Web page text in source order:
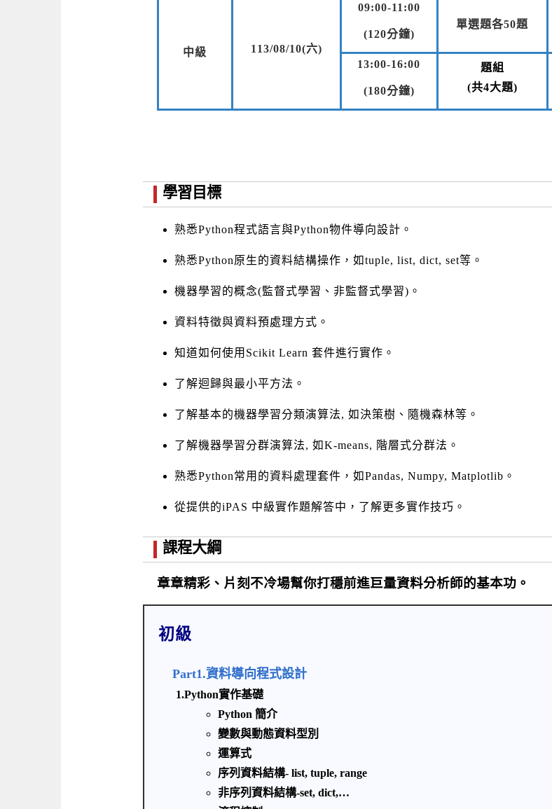
中級 113/08/10(六)
09:00-11:00
(120分鐘)
單選題各50題
13:00-16:00
(180分鐘)
題組
(共4大題)
學習目標
熟悉Python程式語言與Python物件導向設計。
熟悉Python原生的資料結構操作，如tuple, list, dict, set等。
機器學習的概念(監督式學習、非監督式學習)。
資料特徵與資料預處理方式。
知道如何使用Scikit Learn 套件進行實作。
了解迴歸與最小平方法。
了解基本的機器學習分類演算法, 如決策樹、隨機森林等。
了解機器學習分群演算法, 如K-means, 階層式分群法。
熟悉Python常用的資料處理套件，如Pandas, Numpy, Matplotlib。
從提供的iPAS 中級實作題解答中，了解更多實作技巧。
課程大綱
章章精彩、片刻不冷場幫你打穩前進巨量資料分析師的基本功。
初級
Part1.資料導向程式設計
1.Python實作基礎
Python 簡介
變數與動態資料型別
運算式
序列資料結構- list, tuple, range
非序列資料結構-set, dict,…